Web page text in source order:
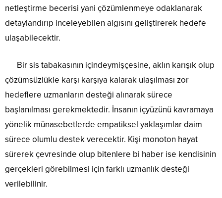
netleştirme becerisi yani çözümlenmeye odaklanarak
detaylandırıp inceleyebilen algısını geliştirerek hedefe
ulaşabilecektir.
Bir sis tabakasının içindeymişçesine, aklın karışık olup
çözümsüzlükle karşı karşıya kalarak ulaşılması zor
hedeflere uzmanların desteği alınarak sürece
başlanılması gerekmektedir. İnsanın içyüzünü kavramaya
yönelik münasebetlerde empatiksel yaklaşımlar daim
sürece olumlu destek verecektir. Kişi monoton hayat
sürerek çevresinde olup bitenlere bi haber ise kendisinin
gerçekleri görebilmesi için farklı uzmanlık desteği
verilebilinir.